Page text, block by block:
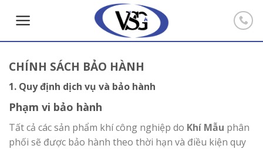
CHÍNH SÁCH BẢO HÀNH
1. Quy định dịch vụ và bảo hành
Phạm vi bảo hành
Tất cả các sản phẩm khí công nghiệp do Khí Mẫu phân
phối sẽ được bảo hành theo thời hạn và điều kiện quy